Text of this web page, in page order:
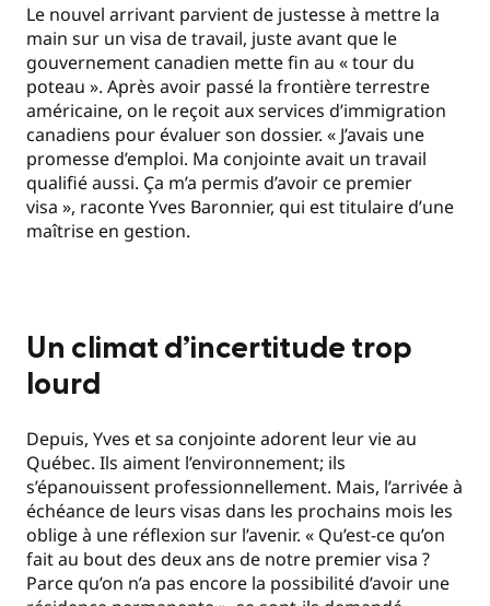
Le nouvel arrivant parvient de justesse à mettre la
main sur un visa de travail, juste avant que le
gouvernement canadien mette fin au « tour du
poteau ». Après avoir passé la frontière terrestre
américaine, on le reçoit aux services d’immigration
canadiens pour évaluer son dossier. « J’avais une
promesse d’emploi. Ma conjointe avait un travail
qualifié aussi. Ça m’a permis d’avoir ce premier
visa », raconte Yves Baronnier, qui est titulaire d’une
maîtrise en gestion.
Un climat d’incertitude trop
lourd
Depuis, Yves et sa conjointe adorent leur vie au
Québec. Ils aiment l’environnement; ils
s’épanouissent professionnellement. Mais, l’arrivée à
échéance de leurs visas dans les prochains mois les
oblige à une réflexion sur l’avenir. « Qu’est-ce qu’on
fait au bout des deux ans de notre premier visa ?
Parce qu’on n’a pas encore la possibilité d’avoir une